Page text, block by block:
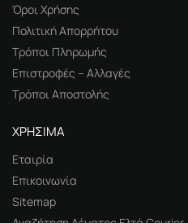
Όροι Χρήσης
Πολιτική Απορρήτου
Τρόποι Πληρωμής
Επιστροφές – Αλλαγές
Τρόποι Αποστολής
ΧΡΗΣΙΜΑ
Εταιρία
Επικοινωνία
Sitemap